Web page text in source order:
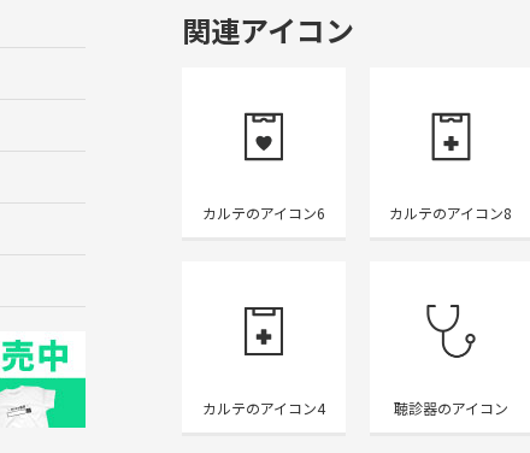
関連アイコン
カルテのアイコン6 カルテのアイコン8
カルテのアイコン4 聴診器のアイコン